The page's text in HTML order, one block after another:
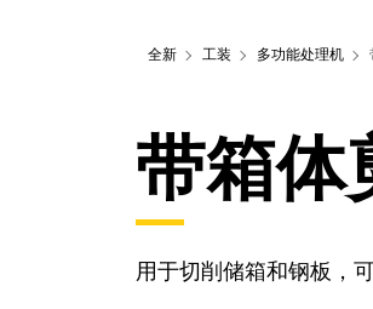
全新 工装 多功能处理机
带箱体
用于切削储箱和钢板，